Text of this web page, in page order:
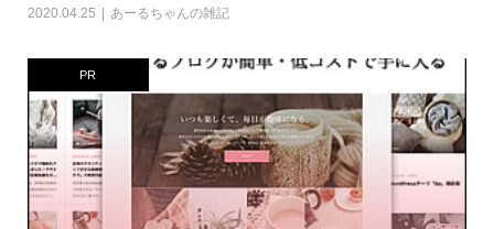
2020.04.25 あーるちゃんの雑記
PR